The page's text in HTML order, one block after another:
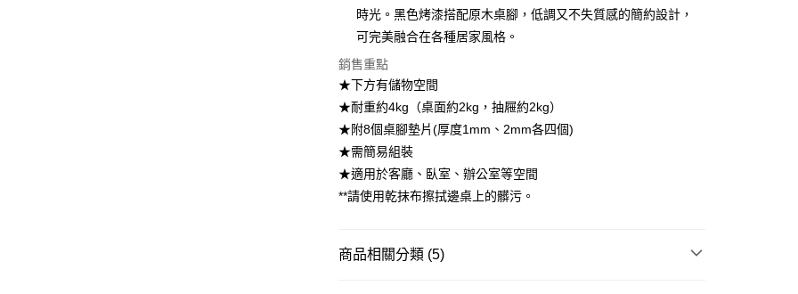
大哥付你分期
相關說明
【大哥付你分期使用說明】
1.本服務由台灣大哥大提供，台灣大哥大用戶可立即使用無須另外申請。
2.付款方式選擇「大哥付你分期」，訂單成立後會自動跳轉到大哥付的交易
流程，驗證手機門號後，選擇欲分期的期數、繳款截止日，確認付款後即
3.實際核准額度、可分期數及費用金額請依後續交易確認頁面所載為準。
4.訂單成立30分鐘內，如未前往確認交易或遇審核未通過，訂單將自動取
消。如遇「轉專審核」未通過狀況，表示未達大哥付你分期系統評分，恕
無法說明評估內容。
【繳款方式說明】
2.透過簡訊連結打開帳單後，可選擇「超商條碼／台灣大直營門市／銀行轉
帳／街口支付／iPASS MONEY」等通路繳費。
ATM付款
運送方式
宅配【父親節大回饋】限時$299免運
每筆NT$150，滿NT$299(含以上)免運費
時光。黑色烤漆搭配原木桌腳，低調又不失質感的簡約設計，
可完美融合在各種居家風格。
銷售重點
★下方有儲物空間
★耐重約4kg（桌面約2kg，抽屜約2kg）
★附8個桌腳墊片(厚度1mm、2mm各四個)
★需簡易組裝
★適用於客廳、臥室、辦公室等空間
**請使用乾抹布擦拭邊桌上的髒污。
商品相關分類 (5)